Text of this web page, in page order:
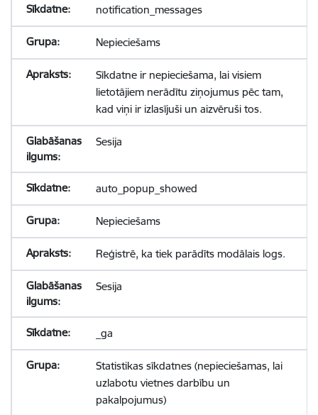
notification_messages
Nepieciešams
Sīkdatne ir nepieciešama, lai visiem
lietotājiem nerādītu ziņojumus pēc tam,
kad viņi ir izlasījuši un aizvēruši tos.
Sesija
auto_popup_showed
Nepieciešams
Reģistrē, ka tiek parādīts modālais logs.
Sesija
_ga
Statistikas sīkdatnes (nepieciešamas, lai
uzlabotu vietnes darbību un
pakalpojumus)